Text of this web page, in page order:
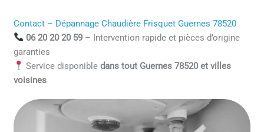
Contact – Dépannage Chaudière Frisquet Guernes 78520
06 20 20 20 59– Intervention rapide et pièces d’origine
garanties
Service disponible dans tout Guernes 78520 et villes
voisines